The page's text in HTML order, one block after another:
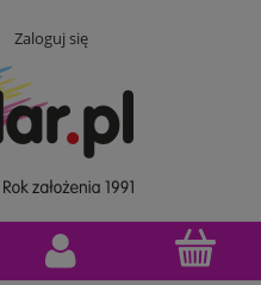
Zaloguj się